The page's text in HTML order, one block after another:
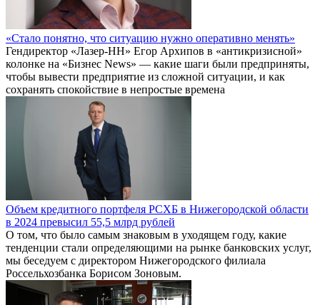
«Стало понятно, что ситуацию нужно оперативно менять»
Гендиректор «Лазер-НН» Егор Архипов в «антикризисной»
колонке на «Бизнес News» — какие шаги были предприняты,
чтобы вывести предприятие из сложной ситуации, и как
сохранять спокойствие в непростые времена
Объем кредитного портфеля РСХБ в Нижегородской области
в 2024 превысил 55,5 млрд рублей
О том, что было самым знаковым в уходящем году, какие
тенденции стали определяющими на рынке банковских услуг,
мы беседуем с директором Нижегородского филиала
Россельхозбанка Борисом Зоновым.